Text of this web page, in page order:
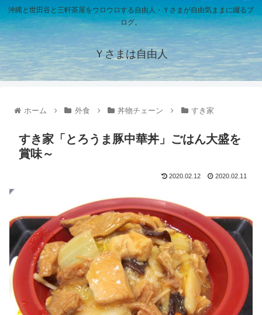
沖縄と世田谷と三軒茶屋をウロウロする自由人・Ｙさまが自由気ままに綴るブ
ログ。
Ｙさまは自由人
ホーム 外食 丼物チェーン すき家
すき家「とろうま豚中華丼」ごはん大盛を
賞味～
2020.02.12 2020.02.11